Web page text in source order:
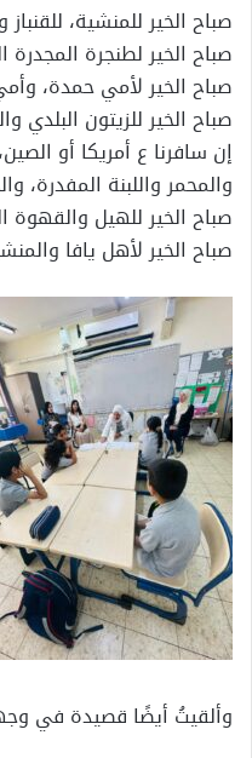
صباح الخير للمنشية،
صباح الخير لطنجرة
صباح الخير لأمي حمدة،
صباح الخير للزيتون البلدي
إن سافرنا ع أمريكا أو
والمحمر واللبنة المفدرة،
صباح الخير للهيل والقهوة
صباح الخير لأهل يافا
وألقيتُ أيضًا قصيدة في